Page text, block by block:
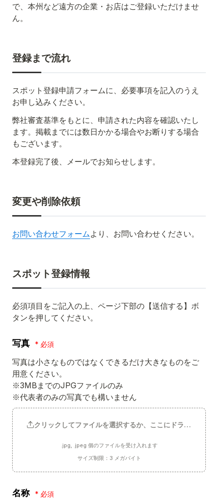
で、本州など遠方の企業・お店はご登録いただけませ
ん。
スポット登録申請フォームに、必要事項を記入のうえ
お申し込みください。
弊社審査基準をもとに、申請された内容を確認いたし
ます。掲載までには数日かかる場合やお断りする場合
もございます。
本登録完了後、メールでお知らせします。
変更や削除依頼
お問い合わせフォームより、お問い合わせください。
スポット登録情報
必須項目をご記入の上、ページ下部の【送信する】ボ
タンを押してください。
写真 *
写真は小さなものではなくできるだけ大きなものをご
用意ください。
※3MBまでのJPGファイルのみ
※代表者のみの写真でも構いません
クリックしてファイルを選択するか、ここにドラッグして
.jpg, .jpeg 個のファイルを受け入れます
サイズ制限：3 メガバイト
名称 *